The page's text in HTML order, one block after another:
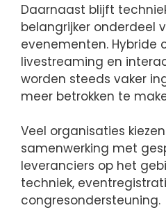
Daarnaast blijft
belangrijker onderdeel
evenementen. Hybride
livestreaming en
worden steeds vaker
meer betrokken te
Veel organisaties
samenwerking met
leveranciers op het
techniek,
congresondersteuning.